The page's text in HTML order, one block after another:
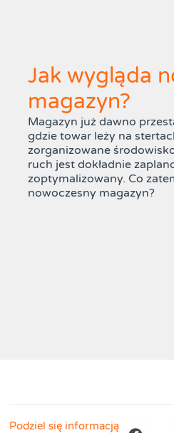
Jak wygląda
magazyn?
Magazyn już dawno
gdzie towar leży na
zorganizowane
ruch jest dokładnie
zoptymalizowany. Co
nowoczesny magazyn?
Podziel się informacją